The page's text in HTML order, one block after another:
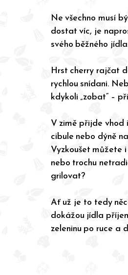
Ne všechno musí
dostat víc, je
svého běžného
Hrst cherry rajčat
rychlou snídani.
kdykoli „zobat“ –
V zimě přijde vhod
cibule nebo dýně
Vyzkoušet můžete
nebo trochu
grilovat?
Ať už je to tedy
dokážou jídla
zeleninu po ruce a